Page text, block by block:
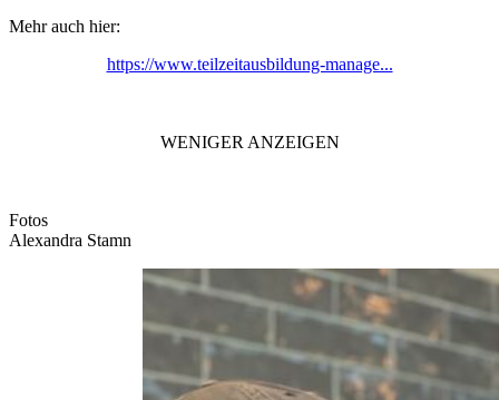
Mehr auch hier:
https://www.teilzeitausbildung-manage...
WENIGER ANZEIGEN
Fotos
Alexandra Stamn